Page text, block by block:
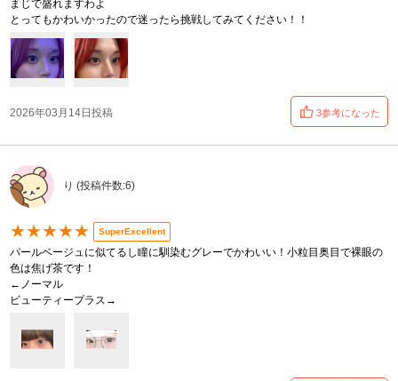
まじで盛れますわよ
とってもかわいかったので迷ったら挑戦してみてください！！
2026年03月14日投稿 3参考になった
り (投稿件数:6)
★★★★★ SuperExcellent
パールベージュに似てるし瞳に馴染むグレーでかわいい！小粒目奥目で裸眼の
色は焦げ茶です！
←ノーマル
ビューティープラス→